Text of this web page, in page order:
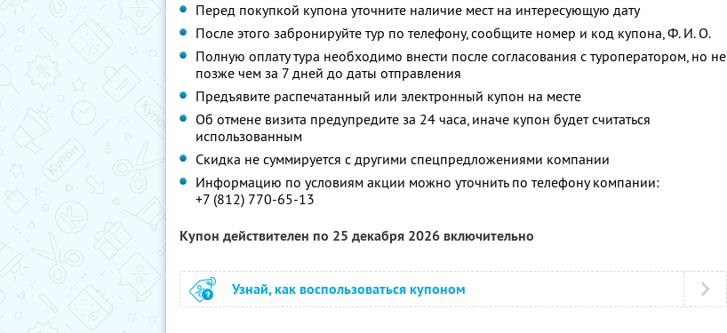
Перед покупкой купона уточните наличие мест на интересующую дату
После этого забронируйте тур по телефону, сообщите номер и код купона,Ф. И. О.
Полную оплату тура необходимо внести после согласования с туроператором, но не
позже чем за 7 дней до даты отправления
Предъявите распечатанный или электронный купон на месте
Об отмене визита предупредите за 24 часа, иначе купон будет считаться
использованным
Скидка не суммируется с другими спецпредложениями компании
Информацию по условиям акции можно уточнить по телефону компании:
+7 (812) 770-65-13
Купон действителен по 25 декабря 2026 включительно
Узнай, как воспользоваться купоном